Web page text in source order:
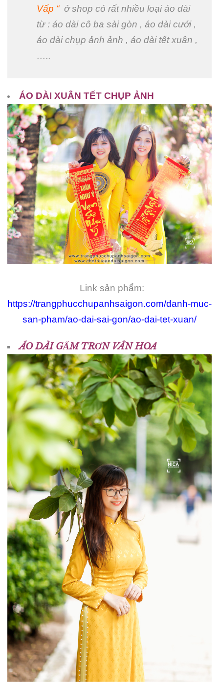
Vấp “ở shop có rất nhiều loại áo dài
từ : áo dài cô ba sài gòn , áo dài cưới ,
áo dài chụp ảnh ảnh , áo dài tết xuân ,
…..
ÁO DÀI XUÂN TẾT CHỤP ẢNH
Link sản phẩm:
https://trangphucchupanhsaigon.com/danh-muc-
san-pham/ao-dai-sai-gon/ao-dai-tet-xuan/
ÁO DÀI GẤM TRƠN VÂN HOA